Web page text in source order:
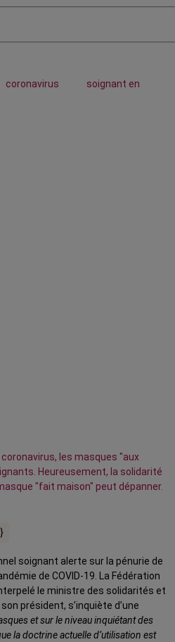
coronavirus
soignant en
les masques "aux
Heureusement, la solidarité
"fait maison" peut dépanner.
soignant alerte sur la pénurie de
de COVID-19. La Fédération
le ministre des solidarités et
président, s’inquiète d’une
et sur le niveau inquiétant des
la doctrine actuelle d’utilisation est